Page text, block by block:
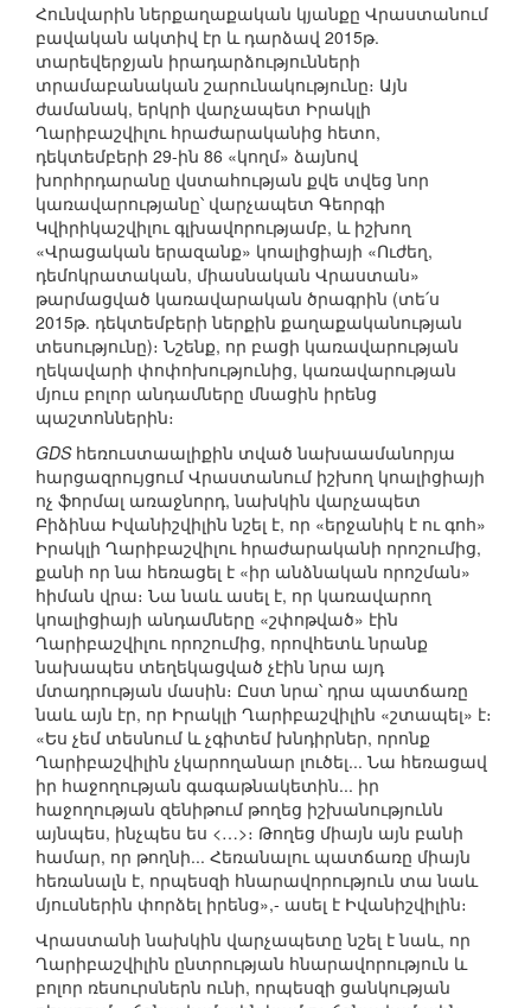
Հունվարին ներքաղաքական կյանքը Վրաստանում
բավական ակտիվ էր և դարձավ 2015թ.
տարեվերջյան իրադարձությունների
տրամաբանական շարունակությունը։ Այն
ժամանակ, երկրի վարչապետ Իրակլի
Ղարիբաշվիլու հրաժարականից հետո,
դեկտեմբերի 29-ին 86 «կողմ» ձայնով
խորհրդարանը վստահության քվե տվեց նոր
կառավարությանը՝ վարչապետ Գեորգի
Կվիրիկաշվիլու գլխավորությամբ, և իշխող
«Վրացական երազանք» կոալիցիայի «Ուժեղ,
դեմոկրատական, միասնական Վրաստան»
թարմացված կառավարական ծրագրին (տե՛ս
2015թ. դեկտեմբերի ներքին քաղաքականության
տեսությունը)։ Նշենք, որ բացի կառավարության
ղեկավարի փոփոխությունից, կառավարության
մյուս բոլոր անդամները մնացին իրենց
պաշտոններին։
GDSհեռուստաալիքին տված նախաամանորյա
հարցազրույցում Վրաստանում իշխող կոալիցիայի
ոչ ֆորմալ առաջնորդ, նախկին վարչապետ
Բիձինա Իվանիշվիլին նշել է, որ «երջանիկ է ու գոհ»
Իրակլի Ղարիբաշվիլու հրաժարականի որոշումից,
քանի որ նա հեռացել է «իր անձնական որոշման»
հիման վրա։ Նա նաև ասել է, որ կառավարող
կոալիցիայի անդամները «շփոթված» էին
Ղարիբաշվիլու որոշումից, որովհետև նրանք
նախապես տեղեկացված չէին նրա այդ
մտադրության մասին։ Ըստ նրա՝ դրա պատճառը
նաև այն էր, որ Իրակլի Ղարիբաշվիլին «շտապել» է։
«Ես չեմ տեսնում և չգիտեմ խնդիրներ, որոնք
Ղարիբաշվիլին չկարողանար լուծել... Նա հեռացավ
իր հաջողության գագաթնակետին... իր
հաջողության զենիթում թողեց իշխանությունն
այնպես, ինչպես ես <…>։ Թողեց միայն այն բանի
համար, որ թողնի... Հեռանալու պատճառը միայն
հեռանալն է, որպեսզի հնարավորություն տա նաև
մյուսներին փորձել իրենց»,- ասել է Իվանիշվիլին։
Վրաստանի նախկին վարչապետը նշել է նաև, որ
Ղարիբաշվիլին ընտրության հնարավորություն և
բոլոր ռեսուրսներն ունի, որպեսզի ցանկության